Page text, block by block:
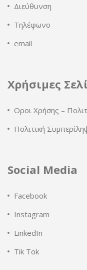
Διεύθυνση
Τηλέφωνο
email
Χρήσιμες
Οροι Χρήσης –
Πολιτική
Social Media
Facebook
Instagram
LinkedIn
Tik Tok